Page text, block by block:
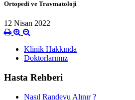
Ortopedi ve Travmatoloji
12 Nisan 2022
Klinik Hakkında
Doktorlarımız
Hasta Rehberi
Nasıl Randevu Alınır ?